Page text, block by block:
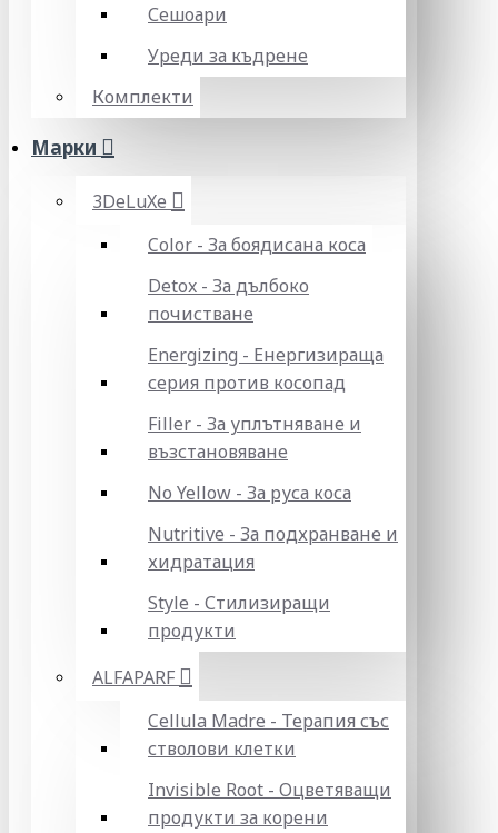
Сешоари
Уреди за къдрене
Комплекти
Марки
3DeLuXe
Color - За боядисана коса
Detox - За дълбоко
почистване
Energizing - Енергизираща
серия против косопад
Filler - За уплътняване и
възстановяване
No Yellow - За руса коса
Nutritive - За подхранване и
хидратация
Style - Стилизиращи
продукти
ALFAPARF
Cellula Madre - Терапия със
стволови клетки
Invisible Root - Оцветяващи
продукти за корени